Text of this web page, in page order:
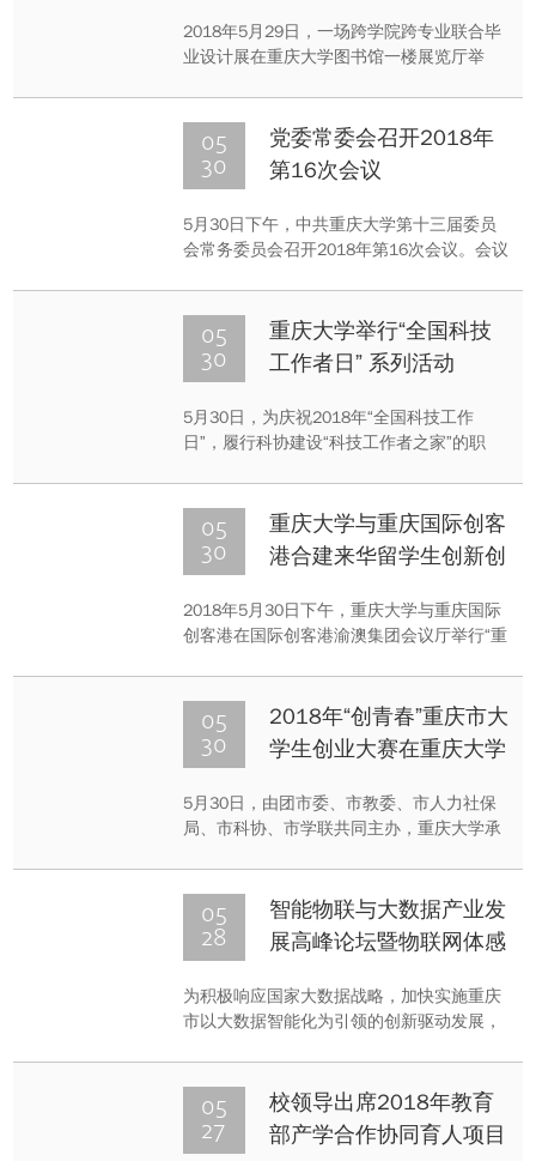
2018年5月29日，一场跨学院跨专业联合毕
业设计展在重庆大学图书馆一楼展览厅举
件学院、自动化学院、汽车工程学院主办，
重庆大学工业设计中心承办。
05
30
党委常委会召开2018年
第16次会议
5月30日下午，中共重庆大学第十三届委员
会常务委员会召开2018年第16次会议。会议
05
30
重庆大学举行“全国科技
工作者日” 系列活动
5月30日，为庆祝2018年“全国科技工作
日”，履行科协建设“科技工作者之家”的职
属中心医院、重庆市沙坪坝区人民医院联合
开展“关注生命健康 助力美好未来 ”义诊，以
及“医工结合、创新发展”学术沙龙系列活
05
30
重庆大学与重庆国际创客
港合建来华留学生创新创
2018年5月30日下午，重庆大学与重庆国际
创客港在国际创客港渝澳集团会议厅举行“重
庆大学国际学院领导、重庆国际创客港管理
有限公司及园区企业代表参加了签约授牌仪
式。
05
30
2018年“创青春”重庆市大
学生创业大赛在重庆大学
5月30日，由团市委、市教委、市人力社保
局、市科协、市学联共同主办，重庆大学承
凯、团市委高校工作部部长张斐等领导嘉宾
来到决赛现场，来自全市30所高校的近千名
师生参加决赛。
05
28
智能物联与大数据产业发
展高峰论坛暨物联网体感
为积极响应国家大数据战略，加快实施重庆
市以大数据智能化为引领的创新驱动发展，
件学院和重庆泥彩科技有限公司等隆重举
行“智能物联与大数据产业发展高峰论坛暨物
联网体感大数据实验室启动仪式”。
05
27
校领导出席2018年教育
部产学合作协同育人项目